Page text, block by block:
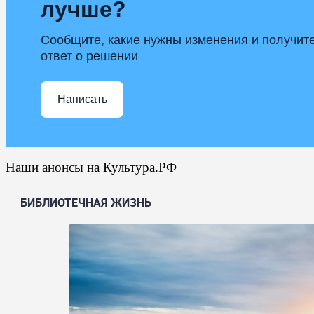
лучше?
Сообщите, какие нужны изменения и
ответ о решении
Написать
Наши анонсы на Культура.РФ